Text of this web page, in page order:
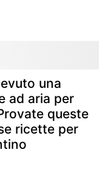
una
ad aria per
queste
ricette per